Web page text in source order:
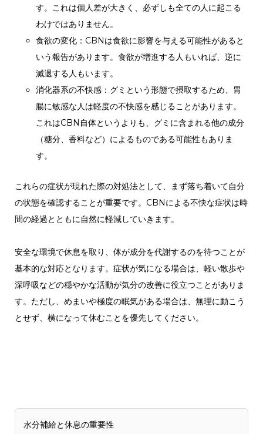
す。これは個人差が大きく、必ずしも全ての人に起こる
わけではありません。
食欲の変化：CBNは食欲に影響を与える可能性があると
いう報告があります。食欲が増進する人もいれば、逆に
減退する人もいます。
消化器系の不快感：グミという形態で摂取するため、胃
腸に敏感な人は軽度の不快感を感じることがあります。
これはCBN自体というよりも、グミに含まれる他の成分
（糖分、香料など）によるものである可能性もありま
す。
これらの症状が現れた際の対処法として、まず落ち着いて自分
の状態を確認することが重要です。CBNによる不快な症状は時
間の経過とともに自然に軽減していきます。
安全な環境で休息を取り、体が成分を代謝するのを待つことが
基本的な対応となります。症状が気になる場合は、軽い散歩や
深呼吸などの穏やかな活動が気分の改善に役立つことがありま
す。ただし、めまいや極度の眠気がある場合は、無理に動こう
とせず、横になって休むことを優先してください。
水分補給と休息の重要性